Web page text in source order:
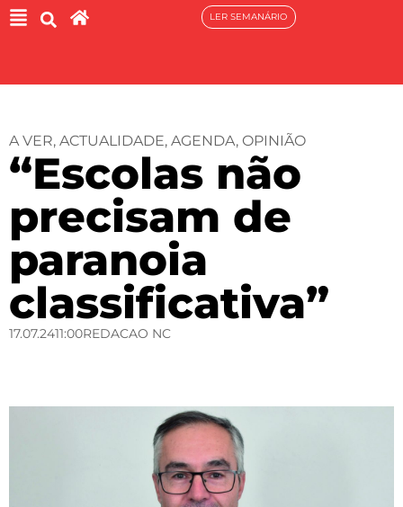
LER SEMANÁRIO
A VER, ACTUALIDADE, AGENDA, OPINIÃO
“Escolas não
precisam de
paranoia
classificativa”
17.07.2411:00REDACAO NC